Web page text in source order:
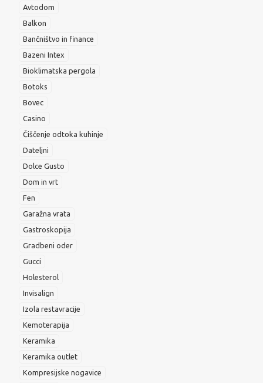
Avtodom
Balkon
Bančništvo in finance
Bazeni Intex
Bioklimatska pergola
Botoks
Bovec
Casino
Čiščenje odtoka kuhinje
Dateljni
Dolce Gusto
Dom in vrt
Fen
Garažna vrata
Gastroskopija
Gradbeni oder
Gucci
Holesterol
Invisalign
Izola restavracije
Kemoterapija
Keramika
Keramika outlet
Kompresijske nogavice